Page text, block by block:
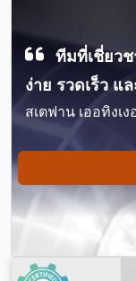
ทีมที่เชี่ยว
ง่าย รวดเร็ว แ
สเตฟาน เออทิงเ